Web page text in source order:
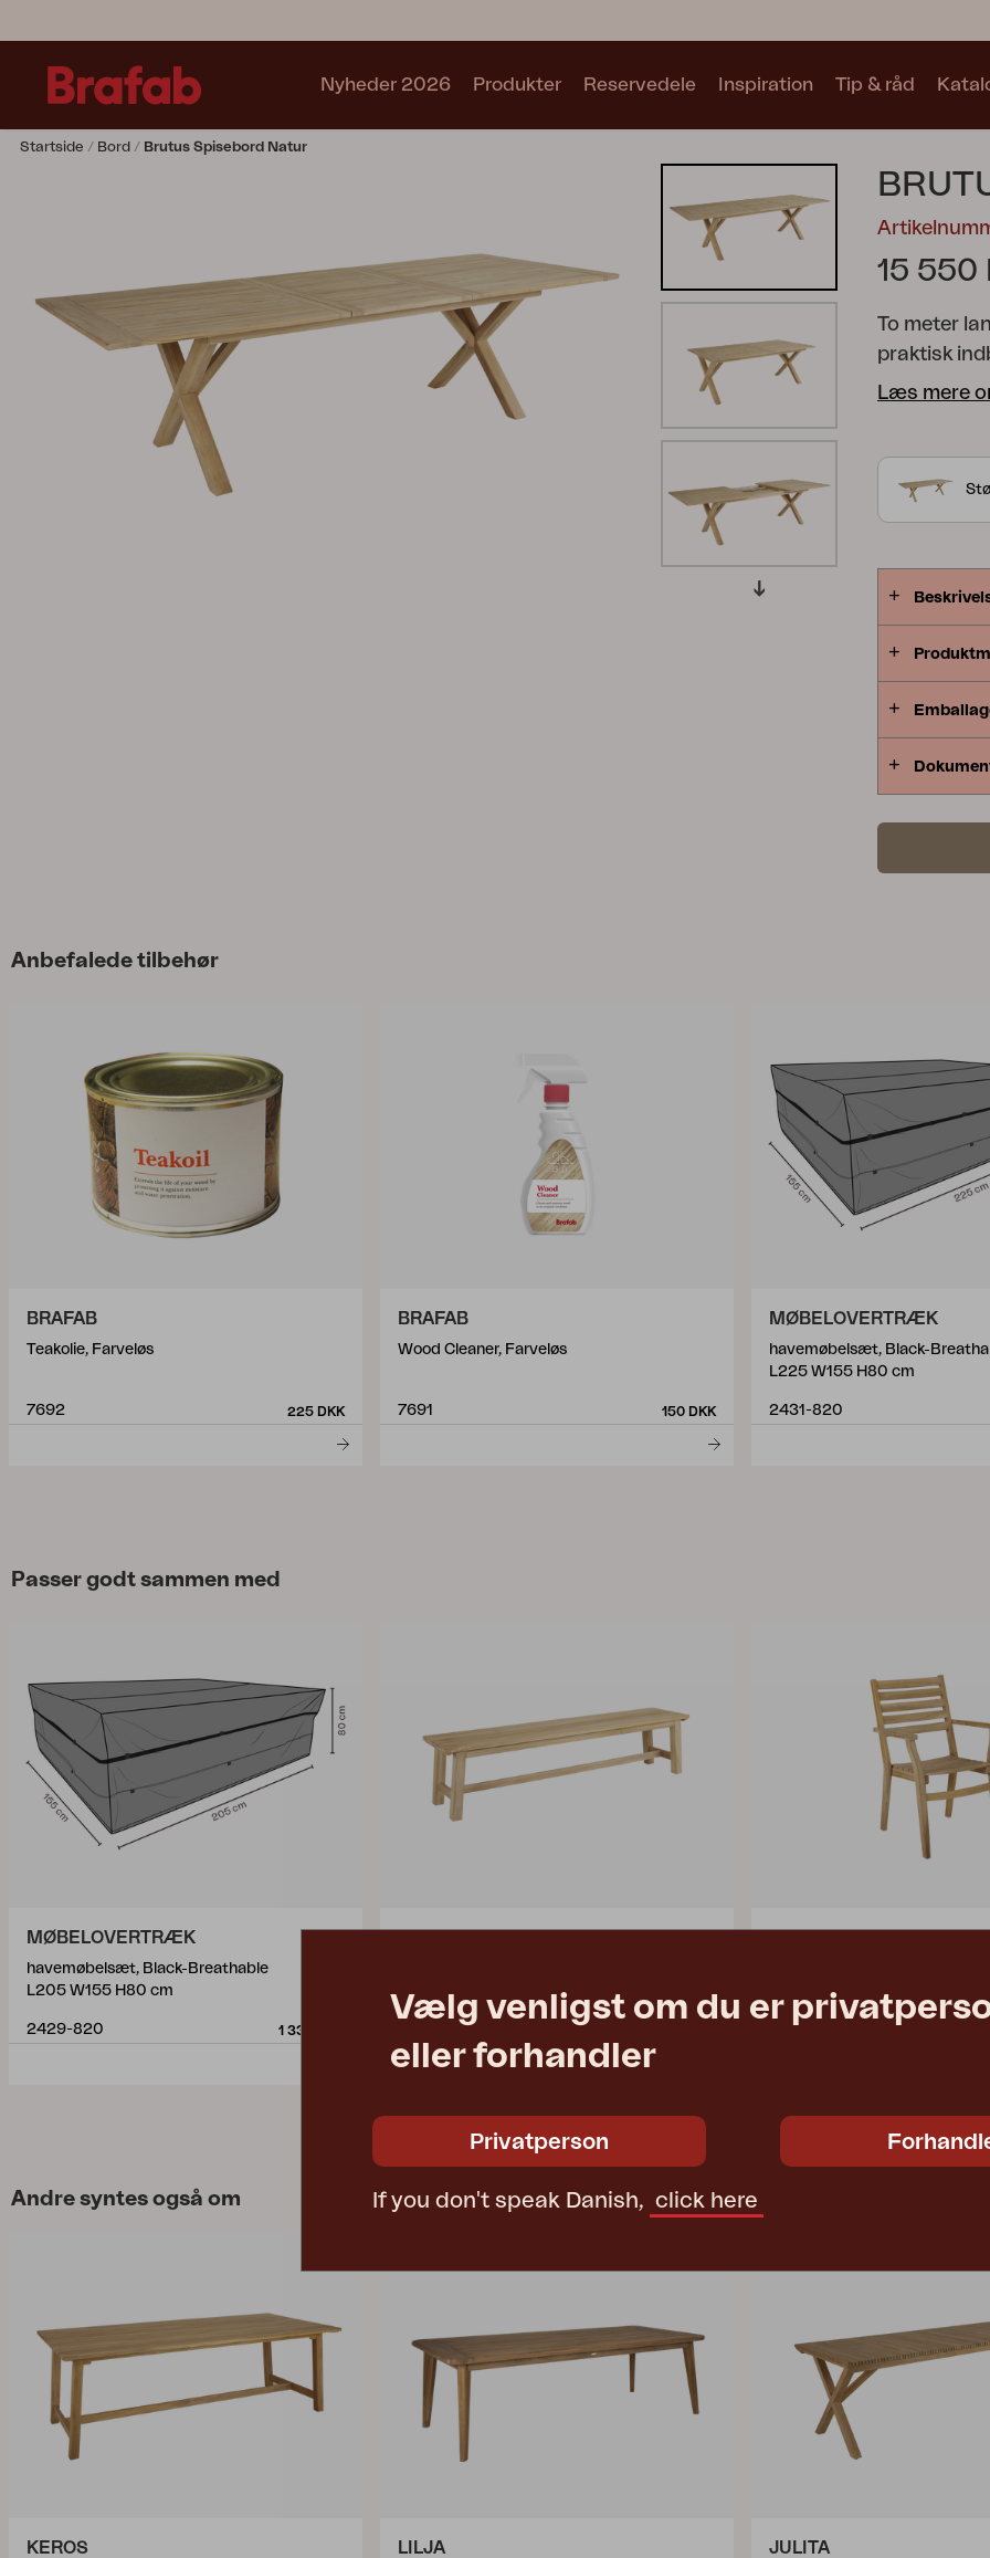
Nyheder 2026 Produkter
Bord
Udekøkken
Solseng
Samlinger
Se alle samlinger
Blixt Trolly
Grower Greens
Reservedele Inspiration Tip & råd
Startside Bord Brutus Spisebord Natur
15 550
To meter
praktisk
2,65 meter.
stole i
Læs mere
Anbefalede tilbehør
BRAFAB
Teakolie, Farveløs
7692 225 DKK
BRAFAB
Wood Cleaner, Farveløs
7691 150 DKK
MØBELOVERTRÆK
havemøbelsæt, Black-
L225 W155 H80 cm
2431-820
Passer godt sammen med
MØBELOVERTRÆK
havemøbelsæt, Black-Breathable
L205 W155 H80 cm
2429-820 1 330 DKK
L190 D41 H45 cm
W59 D64 H89 cm
2078
Andre syntes også om
KEROS LILJA JULITA
Vælg venligst om du er
eller forhandler
Privatperson
If you don't speak Danish, click here